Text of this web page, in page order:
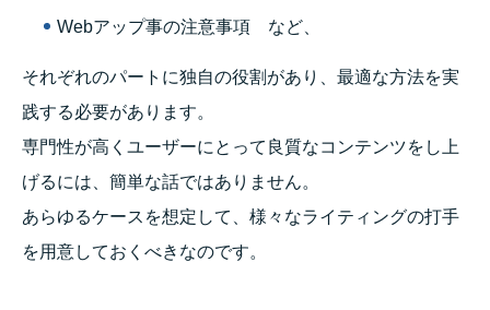
Webアップ事の注意事項 など、
それぞれのパートに独自の役割があり、最適な方法を実
践する必要があります。
専門性が高くユーザーにとって良質なコンテンツをし上
げるには、簡単な話ではありません。
あらゆるケースを想定して、様々なライティングの打手
を用意しておくべきなのです。